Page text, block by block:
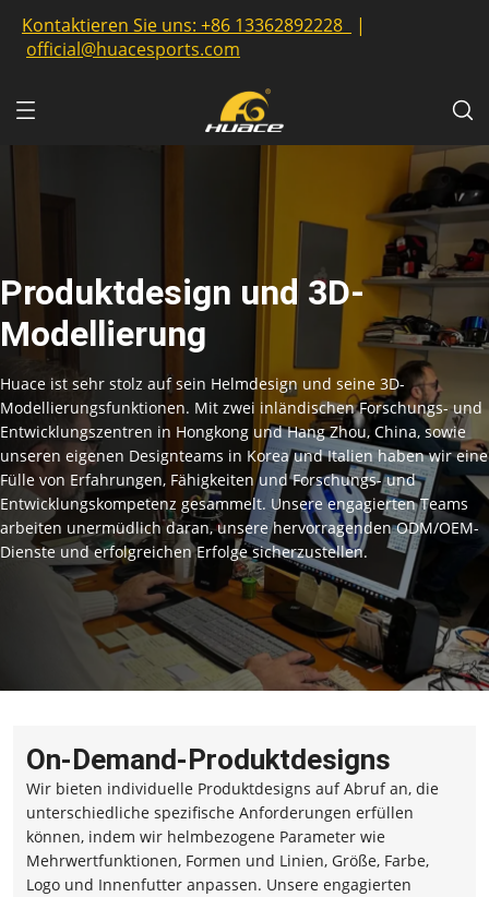
Kontaktieren Sie uns: +86 13362892228
|
official@huacesports.com
Produktdesign und 3D-
Modellierung
Huace ist sehr stolz auf sein Helmdesign und seine 3D-
Modellierungsfunktionen. Mit zwei inländischen Forschungs- und
Entwicklungszentren in Hongkong und Hang Zhou, China, sowie
unseren eigenen Designteams in Korea und Italien haben wir eine
Fülle von Erfahrungen, Fähigkeiten und Forschungs- und
Entwicklungskompetenz gesammelt. Unsere engagierten Teams
arbeiten unermüdlich daran, unsere hervorragenden ODM/OEM-
Dienste und erfolgreichen Erfolge sicherzustellen.
On-Demand-Produktdesigns
Wir bieten individuelle Produktdesigns auf Abruf an, die
unterschiedliche spezifische Anforderungen erfüllen
können, indem wir helmbezogene Parameter wie
Mehrwertfunktionen, Formen und Linien, Größe, Farbe,
Logo und Innenfutter anpassen. Unsere engagierten